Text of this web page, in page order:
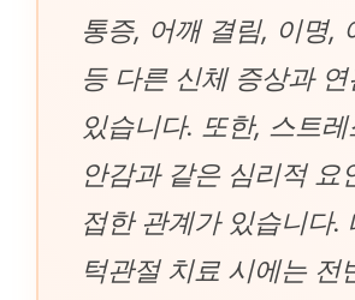
통증, 어깨 결림, 이명,
등 다른 신체 증상과
있습니다. 또한, 스트
안감과 같은 심리적 요
접한 관계가 있습니다.
턱관절 치료 시에는 전